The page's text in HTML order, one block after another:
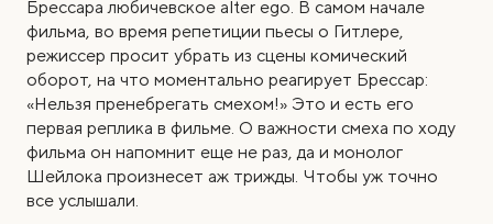
Брессара любичевское alter ego. В самом начале
фильма, во время репетиции пьесы о Гитлере,
режиссер просит убрать из сцены комический
оборот, на что моментально реагирует Брессар:
«Нельзя пренебрегать смехом!» Это и есть его
первая реплика в фильме. О важности смеха по ходу
фильма он напомнит еще не раз, да и монолог
Шейлока произнесет аж трижды. Чтобы уж точно
все услышали.